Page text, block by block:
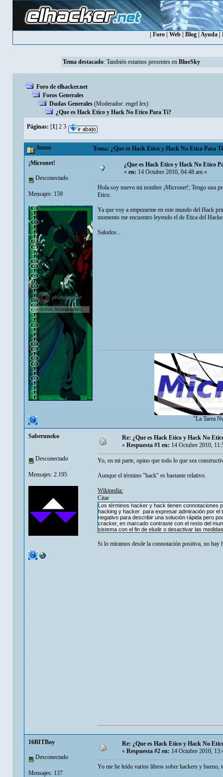
Foro Web Blog Ayuda
Tema destacado: También estamos presentes en BlueSky
Foro de elhacker.net
Foros Generales
Dudas Generales (Moderador: engel lex)
¿Que es Hack Etico y Hack No Etico Para Ti?
Páginas: [1] 2 3
Autor Tema: ¿Que es Hack Etico y Hack No Etico Para
¡Micronet!
Desconectado
Mensajes: 159
¿Que es Hack Etico y Hack No Etico
«en:14 Octubre 2010, 04:48 am »
Hola soy nuevo mi nombre ¡Micronet!; Tengo una
Etico.
Ya que voy a empezarme en este mundo del Hack
momento me encuentro leyendo el de Etica del
Saludos...
"La Tarea
Saberuneko
Desconectado
Mensajes: 2.195
Re: ¿Que es Hack Etico y Hack No
« Respuesta #1 en: 14 Octubre 2010,
Yo, en mi parte, opino que todo lo que sea
Aunque el término "hack" es bastante relativo.
Wikipedia:
Citar
Los términos hacker y hack tienen
hacking y hacker para expresar admiración por el
negativo para describir una solución rápida pero
cracker, en marcado contraste con el resto del
sistema con el fin de eludir o desactivar las
Si lo miramos desde la connotación positiva, no hay
16BITBoy
Desconectado
Mensajes: 137
Re: ¿Que es Hack Etico y Hack No
«Respuesta #2 en:14 Octubre 2010,
Yo me he leído varios libros sobre hackers y bueno,